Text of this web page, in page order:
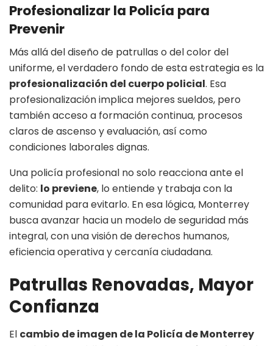
Profesionalizar la Policía para
Prevenir
Más allá del diseño de patrullas o del color del
uniforme, el verdadero fondo de esta estrategia es la
profesionalización del cuerpo policial. Esa
profesionalización implica mejores sueldos, pero
también acceso a formación continua, procesos
claros de ascenso y evaluación, así como
condiciones laborales dignas.
Una policía profesional no solo reacciona ante el
delito: lo previene, lo entiende y trabaja con la
comunidad para evitarlo. En esa lógica, Monterrey
busca avanzar hacia un modelo de seguridad más
integral, con una visión de derechos humanos,
eficiencia operativa y cercanía ciudadana.
Patrullas Renovadas, Mayor
Confianza
El cambio de imagen de la Policía de Monterrey